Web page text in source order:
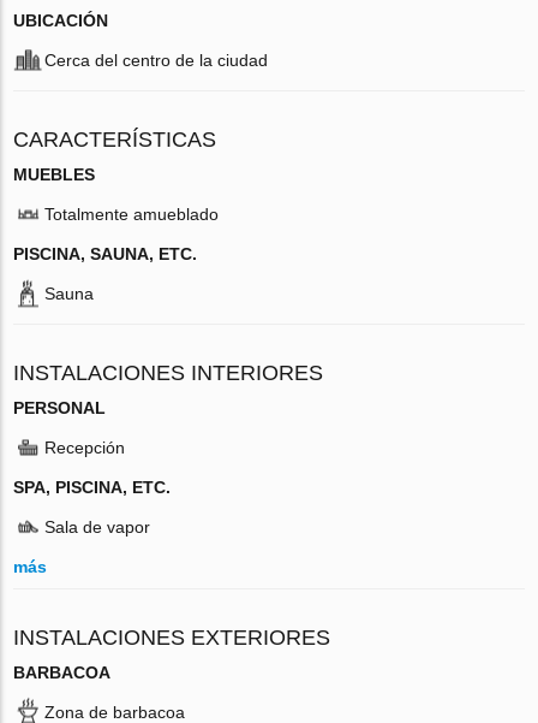
UBICACIÓN
Cerca del centro de la ciudad
CARACTERÍSTICAS
MUEBLES
Totalmente amueblado
PISCINA, SAUNA, ETC.
Sauna
INSTALACIONES INTERIORES
PERSONAL
Recepción
SPA, PISCINA, ETC.
Sala de vapor
más
INSTALACIONES EXTERIORES
BARBACOA
Zona de barbacoa